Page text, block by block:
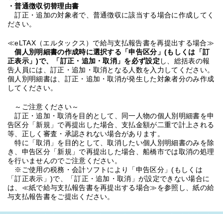
・普通徴収切替理由書
訂正・追加の対象者で、普通徴収に該当する場合に作成してく
ださい。
≪eLTAX（エルタックス）で給与支払報告書を再提出する場合≫
個人別明細書の作成時に選択する「申告区分」(もしくは「訂
正表示」)で、「訂正・追加・取消」を必ず設定 し、総括表の報
告人員には、訂正・追加・取消となる人数を入力してください。
個人別明細書は、訂正・追加・取消が発生した対象者分のみ作成
してください。
～ご注意ください～
訂正・追加・取消を目的として、同一人物の個人別明細書を申
告区分「新規」で再提出した場合、支払金額が二重で計上される
等、正しく審査・承認されない場合があります。
特に「取消」を目的として、取消したい個人別明細書のみを除
き、申告区分「新規」で再提出した場合、船橋市では取消の処理
を行いませんのでご注意ください。
※ご使用の税務・会計ソフトにより「申告区分」(もしくは
「訂正表示」)で、「訂正・追加・取消」が設定できない場合に
は、≪紙で給与支払報告書を再提出する場合≫を参照し、紙の給
与支払報告書をご提出ください。